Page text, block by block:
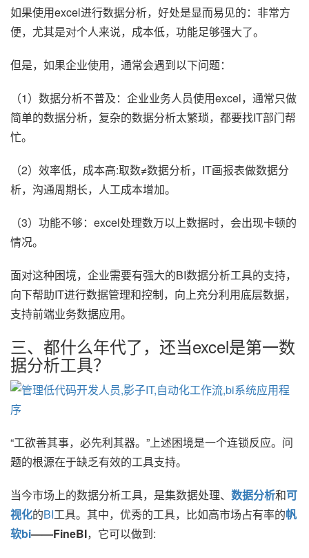
如果使用excel进行数据分析，好处是显而易见的：非常方
便，尤其是对个人来说，成本低，功能足够强大了。
但是，如果企业使用，通常会遇到以下问题：
（1）数据分析不普及：企业业务人员使用excel，通常只做
简单的数据分析，复杂的数据分析太繁琐，都要找IT部门帮
忙。
（2）效率低，成本高:取数≠数据分析，IT画报表做数据分
析，沟通周期长，人工成本增加。
（3）功能不够：excel处理数万以上数据时，会出现卡顿的
情况。
面对这种困境，企业需要有强大的BI数据分析工具的支持，
向下帮助IT进行数据管理和控制，向上充分利用底层数据，
支持前端业务数据应用。
三、都什么年代了，还当excel是第一数
据分析工具？
“工欲善其事，必先利其器。”上述困境是一个连锁反应。问
题的根源在于缺乏有效的工具支持。
当今市场上的数据分析工具，是集数据处理、 数据分析和可
视化的BI工具。其中，优秀的工具，比如高市场占有率的帆
软bi——FineBI，它可以做到: